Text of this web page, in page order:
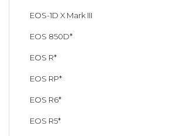
EOS-1D X Mark III
EOS 850D*
EOS R*
EOS RP*
EOS R6*
EOS R5*